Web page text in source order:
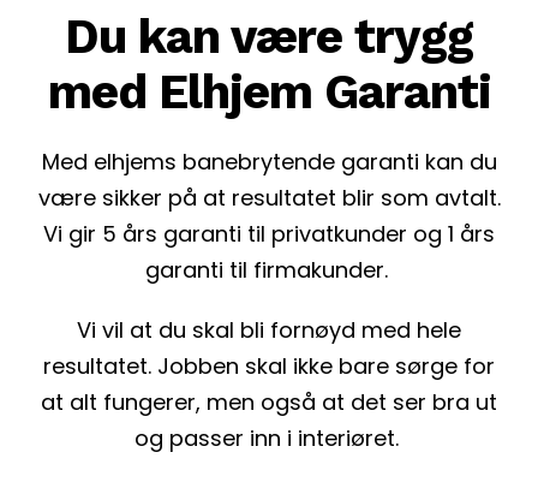
Du kan være trygg
med Elhjem Garanti
Med elhjems banebrytende garanti kan du
være sikker på at resultatet blir som avtalt.
Vi gir 5 års garanti til privatkunder og 1 års
garanti til firmakunder.
Vi vil at du skal bli fornøyd med hele
resultatet. Jobben skal ikke bare sørge for
at alt fungerer, men også at det ser bra ut
og passer inn i interiøret.